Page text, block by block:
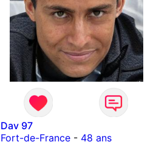
Dav 97
Fort-de-France- 48 ans